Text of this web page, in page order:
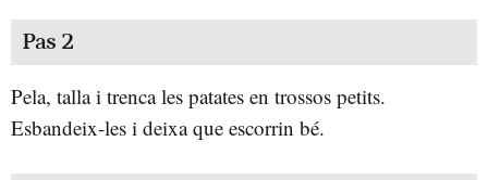
Pas 2
Pela, talla i trenca les patates en trossos petits.
Esbandeix-les i deixa que escorrin bé.